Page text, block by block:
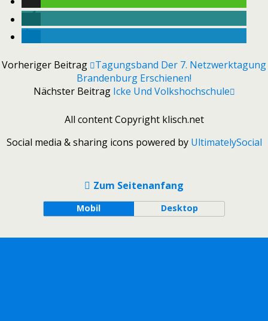
Vorheriger Beitrag
Tagungsband Der 7. Netzwerktagung
Brandenburg Erschienen!
Nächster Beitrag Icke Und Volkshochschule
All content Copyright klisch.net
Social media & sharing icons powered by UltimatelySocial
Zum Seitenanfang
Mobil Desktop